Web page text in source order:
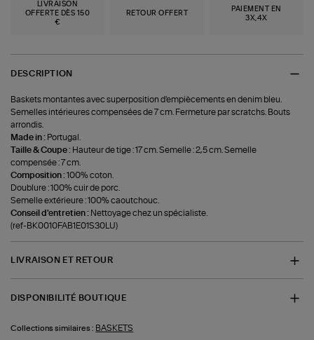
LIVRAISON
OFFERTE DÈS 150
€
RETOUR OFFERT
PAIEMENT EN
3X,4X
DESCRIPTION
Baskets montantes avec superposition d'empiècements en denim bleu.
Semelles intérieures compensées de 7 cm. Fermeture par scratchs. Bouts
arrondis.
Made in : Portugal.
Taille & Coupe : Hauteur de tige : 17 cm. Semelle : 2,5 cm. Semelle
compensée : 7 cm.
Composition :100% coton.
Doublure : 100% cuir de porc.
Semelle extérieure : 100% caoutchouc.
Conseil d'entretien : Nettoyage chez un spécialiste.
(ref-BK0010FAB1E01S30LU)
LIVRAISON ET RETOUR
DISPONIBILITÉ BOUTIQUE
Collections similaires : BASKETS